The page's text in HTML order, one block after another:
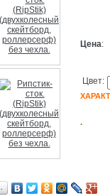
Цена:
Цвет:
.